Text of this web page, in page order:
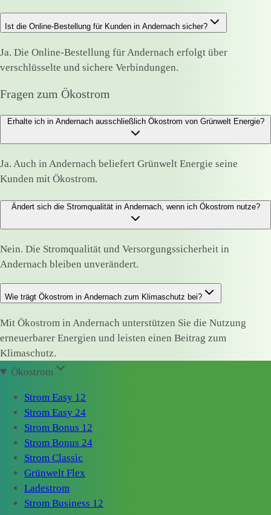
Ist die Online-Bestellung für Kunden in Andernach sicher?
Ja. Die Online-Bestellung für Andernach erfolgt über
verschlüsselte und sichere Verbindungen.
Fragen zum Ökostrom
Erhalte ich in Andernach ausschließlich Ökostrom von Grünwelt Energie?
Ja. Auch in Andernach beliefert Grünwelt Energie seine
Kunden mit Ökostrom.
Ändert sich die Stromqualität in Andernach, wenn ich Ökostrom nutze?
Nein. Die Stromqualität und Versorgungssicherheit in
Andernach bleiben unverändert.
Wie trägt Ökostrom in Andernach zum Klimaschutz bei?
Mit Ökostrom in Andernach unterstützen Sie die Nutzung
erneuerbarer Energien und leisten einen Beitrag zum
Klimaschutz.
Ökostrom
Strom Easy 12
Strom Easy 24
Strom Bonus 12
Strom Bonus 24
Strom Classic
Grünwelt Flex
Ladestrom
Strom Business 12